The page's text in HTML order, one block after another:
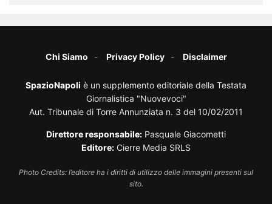
Chi Siamo Privacy Policy Disclaimer
SpazioNapoli è un supplemento editoriale della Testata
Giornalistica "Nuovevoci"
Aut. Tribunale di Torre Annunziata n. 3 del 10/02/2011
Direttore responsabile: Pasquale Giacometti
Editore: Cierre Media SRLS
Photo Credits: l’editore ha i diritti di utilizzo delle immagini presenti sul
sito.